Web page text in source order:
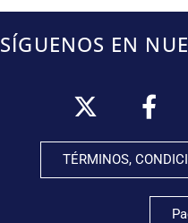
SÍGUENOS EN
TÉRMINOS,